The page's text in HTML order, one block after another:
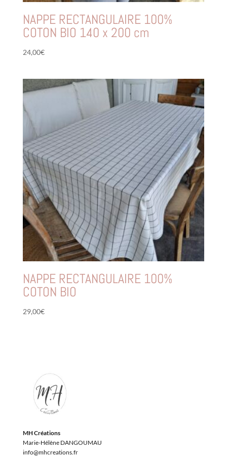
NAPPE RECTANGULAIRE 100%
COTON BIO 140 x 200 cm
24,00€
NAPPE RECTANGULAIRE 100%
COTON BIO
29,00€
MH Créations
Marie-Hélène DANGOUMAU
info@mhcreations.fr